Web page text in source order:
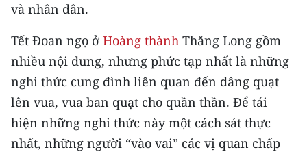
Media Pháp luật
Media Du lịch
Media Thế giới
Media Thể thao
Media Giáo dục
và nhân dân.
Tết Đoan ngọ ở Hoàng thành Thăng Long gồm
nhiều nội dung, nhưng phức tạp nhất là những
nghi thức cung đình liên quan đến dâng quạt
lên vua, vua ban quạt cho quần thần. Để tái
hiện những nghi thức này một cách sát thực
nhất, những người “vào vai” các vị quan chấp